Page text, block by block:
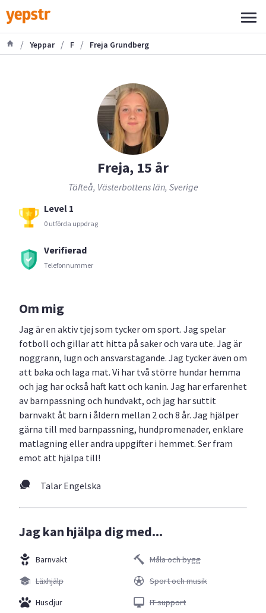
/ Yeppar / F / Freja Grundberg
Freja, 15 år
Täfteå, Västerbottens län, Sverige
Level 1
0 utförda uppdrag
Verifierad
Telefonnummer
Om mig
Jag är en aktiv tjej som tycker om sport. Jag spelar
fotboll och gillar att hitta på saker och vara ute. Jag är
noggrann, lugn och ansvarstagande. Jag tycker även om
att baka och laga mat. Vi har två större hundar hemma
och jag har också haft katt och kanin. Jag har erfarenhet
av barnpassning och hundvakt, och jag har suttit
barnvakt åt barn i åldern mellan 2 och 8 år. Jag hjälper
gärna till med barnpassning, hundpromenader, enklare
matlagning eller andra uppgifter i hemmet. Ser fram
emot att hjälpa till!
Talar Engelska
Jag kan hjälpa dig med...
Barnvakt
Läxhjälp
Husdjur
Måla och bygg
Sport och musik
IT support